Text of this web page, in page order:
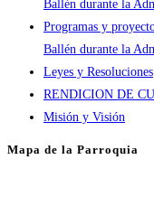
Ballén durante la
Programas y
Ballén durante la
Leyes y Resoluciones
RENDICION DE
Misión y Visión
Mapa de la Parroquia